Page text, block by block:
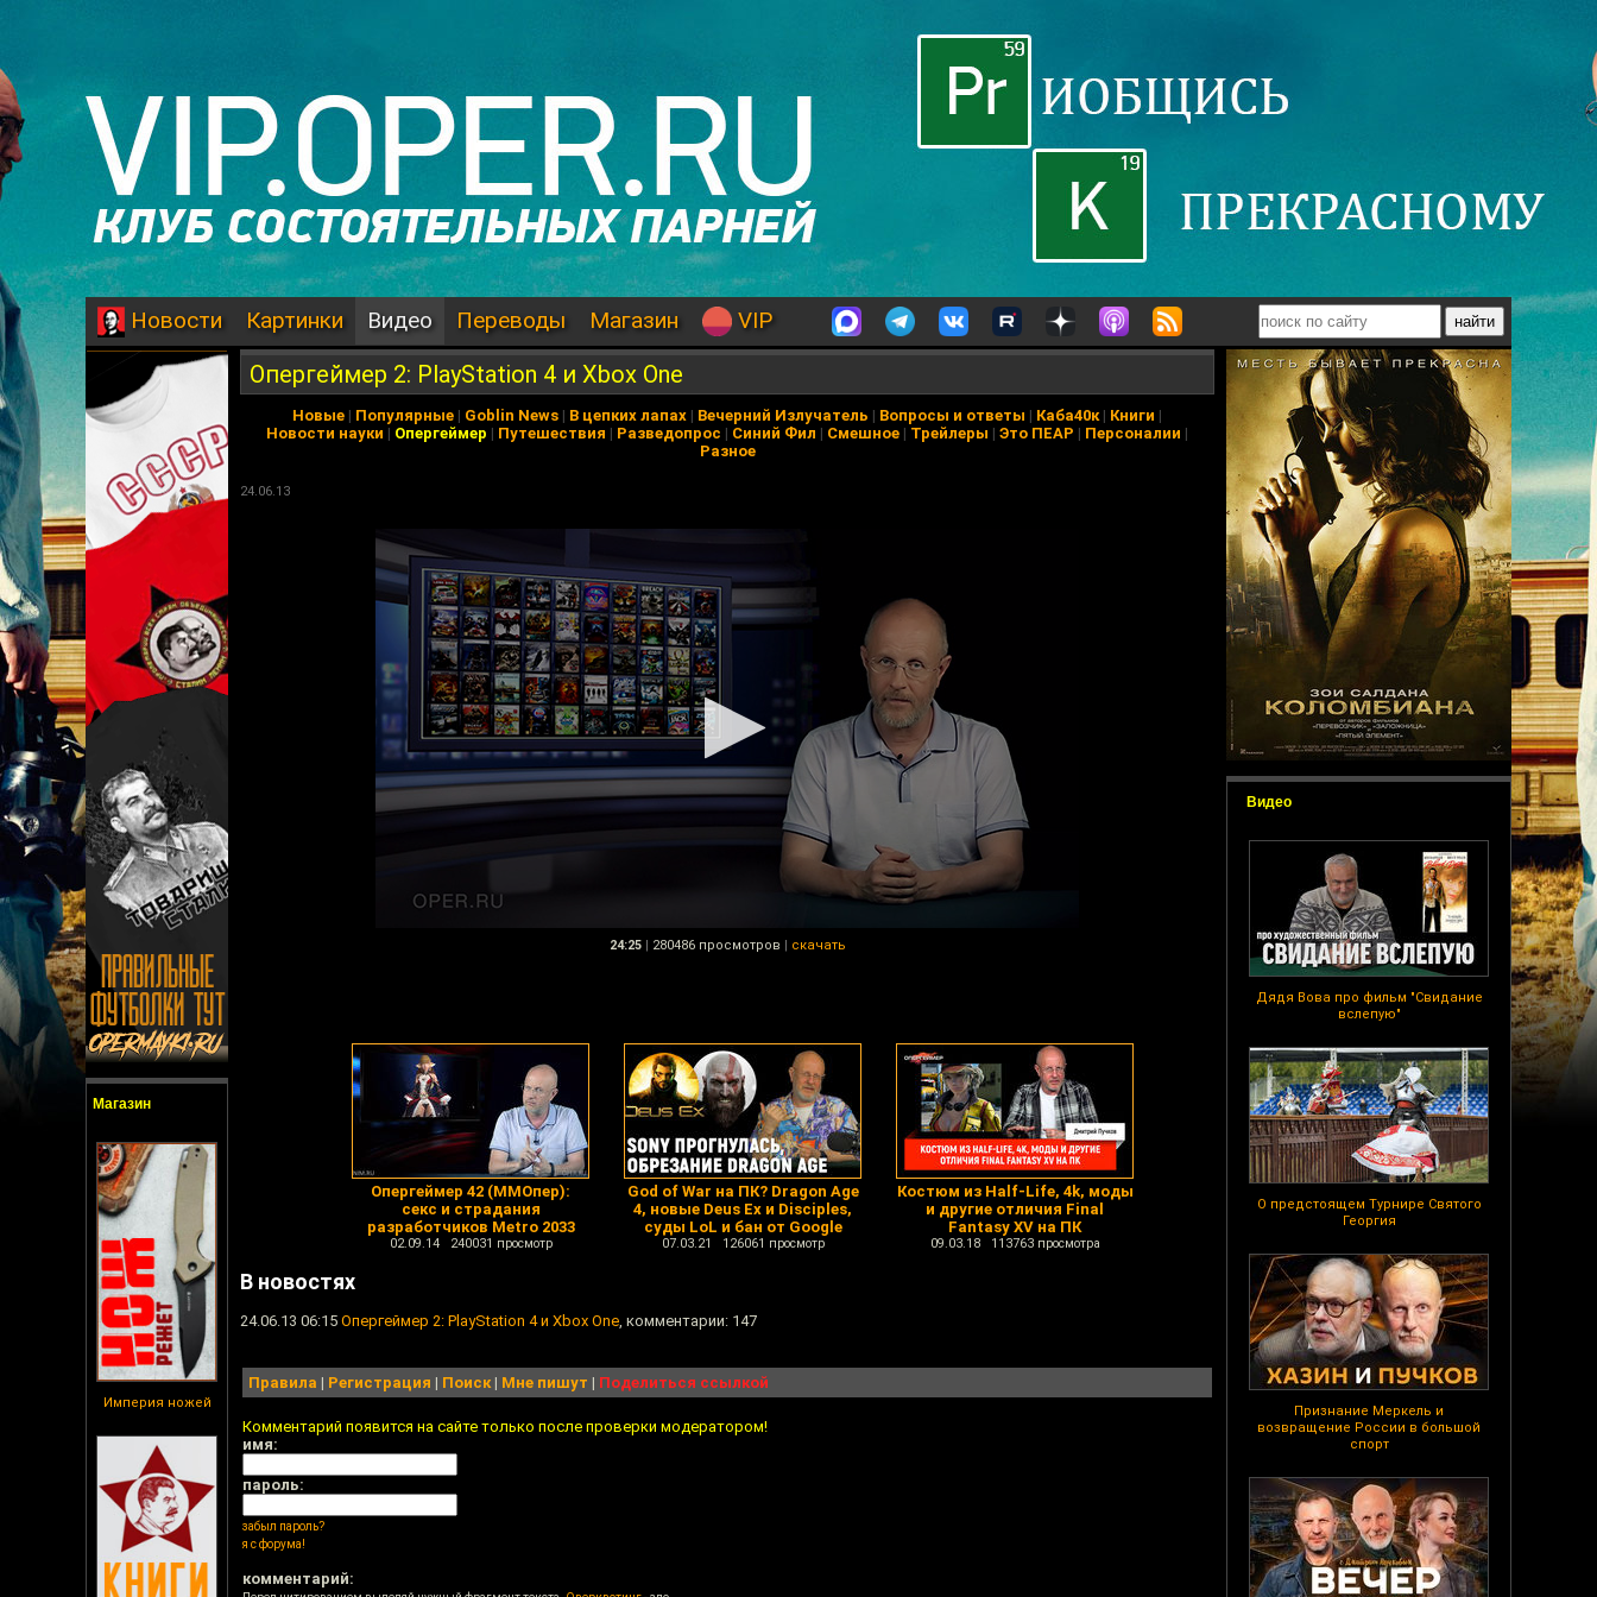
Новости Картинки Видео Переводы Магазин VIP
Магазин
Империя ножей
Видео
Дядя Вова про фильм "Свидание
вслепую"
О предстоящем Турнире Святого
Георгия
Признание Меркель и
возвращение России в большой
спорт
Опергеймер 2: PlayStation 4 и Xbox One
Новые | Популярные | Goblin News | В цепких лапах | Вечерний Излучатель | Вопросы и ответы | Каба40к| Книги |
Новости науки | Опергеймер | Путешествия | Разведопрос | Синий Фил | Смешное | Трейлеры | Это ПЕАР | Персоналии |
Разное
24.06.13
24:25 | 280486 просмотров | скачать
Опергеймер 42 (ММОпер):
секс и страдания
разработчиков Metro 2033
02.09.14 240031 просмотр
God of War на ПК? Dragon Age
4, новые Deus Ex и Disciples,
суды LoL и бан от Google
07.03.21 126061 просмотр
Костюм из Half-Life, 4k, моды
и другие отличия Final
Fantasy XV на ПК
09.03.18 113763 просмотра
В новостях
24.06.13 06:15 Опергеймер 2: PlayStation 4 и Xbox One, комментарии: 147
Правила | Регистрация | Поиск| Мне пишут | Поделиться ссылкой
Комментарий появится на сайте только после проверки модератором!
имя:
пароль:
забыл пароль?
я с форума!
комментарий: